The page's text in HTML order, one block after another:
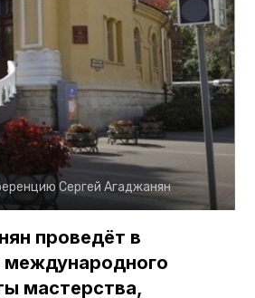
Сергей Агаджанян
проведёт в
мастерства,